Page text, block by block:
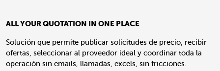
ALL YOUR QUOTATION IN ONE PLACE
Solución que permite publicar solicitudes de precio, recibir
ofertas, seleccionar al proveedor ideal y coordinar toda la
operación sin emails, llamadas, excels, sin fricciones.